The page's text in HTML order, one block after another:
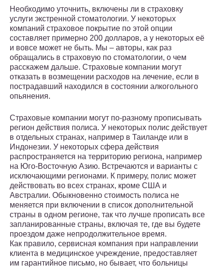
Необходимо уточнить, включены ли в страховку
услуги экстренной стоматологии. У некоторых
компаний страховое покрытие по этой опции
составляет примерно 200 долларов, а у некоторых её
и вовсе может не быть. Мы – авторы, как раз
обращались в страховую по стоматологии, о чем
расскажем дальше. Страховые компании могут
отказать в возмещении расходов на лечение, если в
пострадавший находился в состоянии алкогольного
опьянения.
Страховые компании могут по-разному прописывать
регион действия полиса. У некоторых полис действует
в отдельных странах, например в Таиланде или в
Индонезии. У некоторых сфера действия
распространяется на территорию региона, например
на Юго-Восточную Азию. Встречаются и варианты с
исключающими регионами. К примеру, полис может
действовать во всех странах, кроме США и
Австралии. Обыкновенно стоимость полиса не
меняется при включении в список дополнительной
страны в одном регионе, так что лучше прописать все
запланированные страны, включая те, где вы будете
проездом даже непродолжительное время.
Как правило, сервисная компания при направлении
клиента в медицинское учреждение, предоставляет
им гарантийное письмо, но бывает, что больницы